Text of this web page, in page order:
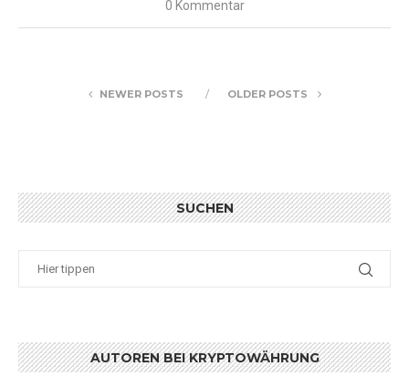
0 Kommentar
NEWER POSTS OLDER POSTS
SUCHEN
AUTOREN BEI KRYPTOWÄHRUNG